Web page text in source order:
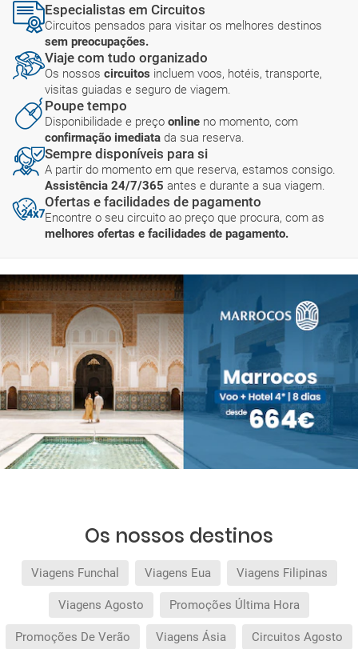
Especialistas em Circuitos
Circuitos pensados para visitar os melhores destinos
sem preocupações.
Viaje com tudo organizado
Os nossos circuitos incluem voos, hotéis, transporte,
visitas guiadas e seguro de viagem.
Poupe tempo
Disponibilidade e preço online no momento, com
confirmação imediata da sua reserva.
Sempre disponíveis para si
A partir do momento em que reserva, estamos consigo.
Assistência 24/7/365 antes e durante a sua viagem.
Ofertas e facilidades de pagamento
Encontre o seu circuito ao preço que procura, com as
melhores ofertas e facilidades de pagamento.
Os nossos destinos
Viagens Funchal Viagens Eua Viagens Filipinas
Viagens Agosto Promoções Última Hora
Promoções De Verão Viagens Ásia Circuitos Agosto